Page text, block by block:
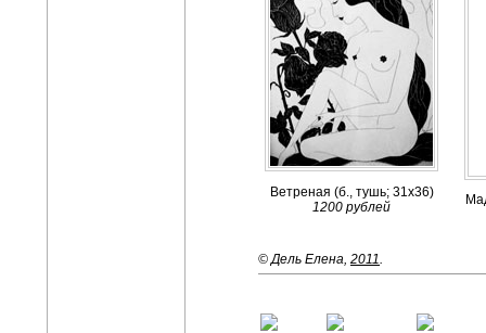
Ветреная (б., тушь; 31х36)
1200 рублей
© Дель Елена, 2011.